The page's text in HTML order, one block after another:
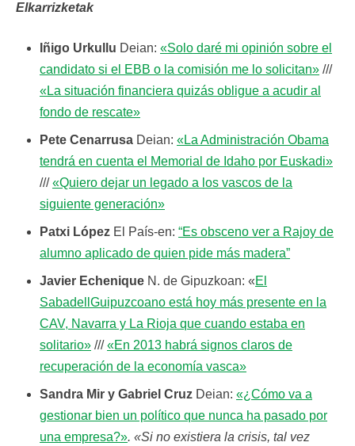
Elkarrizketak
Iñigo Urkullu Deian: «Solo daré mi opinión sobre el
candidato si el EBB o la comisión me lo solicitan» ///
«La situación financiera quizás obligue a acudir al
fondo de rescate»
Pete Cenarrusa Deian: «La Administración Obama
tendrá en cuenta el Memorial de Idaho por Euskadi»
///«Quiero dejar un legado a los vascos de la
siguiente generación»
Patxi López El País-en: “Es obsceno ver a Rajoy de
alumno aplicado de quien pide más madera”
Javier Echenique N. de Gipuzkoan: «El
SabadellGuipuzcoano está hoy más presente en la
CAV, Navarra y La Rioja que cuando estaba en
solitario» ///«En 2013 habrá signos claros de
recuperación de la economía vasca»
Sandra Mir y Gabriel Cruz Deian: «¿Cómo va a
gestionar bien un político que nunca ha pasado por
una empresa?». «Si no existiera la crisis, tal vez